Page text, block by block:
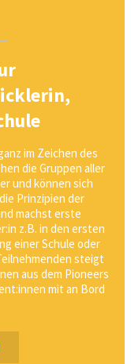
im Zeichen des
die Gruppen aller
und können sich
Prinzipien der
machst erste
z.B. in den ersten
einer Schule oder
steigt
aus dem Pioneers
mit an Bord